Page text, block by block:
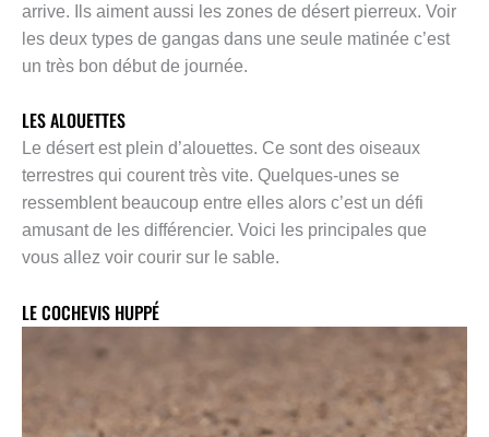
arrive. Ils aiment aussi les zones de désert pierreux. Voir
les deux types de gangas dans une seule matinée c’est
un très bon début de journée.
LES ALOUETTES
Le désert est plein d’alouettes. Ce sont des oiseaux
terrestres qui courent très vite. Quelques-unes se
ressemblent beaucoup entre elles alors c’est un défi
amusant de les différencier. Voici les principales que
vous allez voir courir sur le sable.
LE COCHEVIS HUPPÉ